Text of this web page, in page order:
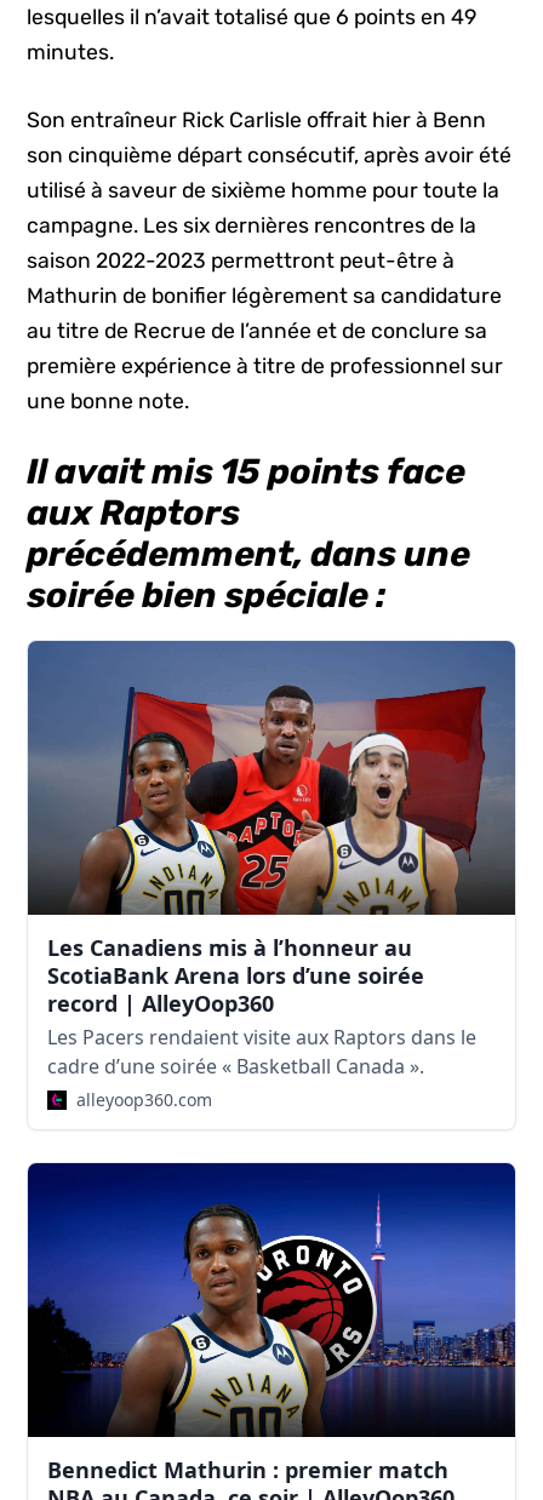
lesquelles il n’avait totalisé que 6 points en 49
minutes.
Son entraîneur Rick Carlisle offrait hier à Benn
son cinquième départ consécutif, après avoir été
utilisé à saveur de sixième homme pour toute la
campagne. Les six dernières rencontres de la
saison 2022-2023 permettront peut-être à
Mathurin de bonifier légèrement sa candidature
au titre de Recrue de l’année et de conclure sa
première expérience à titre de professionnel sur
une bonne note.
Il avait mis 15 points face
aux Raptors
précédemment, dans une
soirée bien spéciale :
Les Canadiens mis à l’honneur au
ScotiaBank Arena lors d’une soirée
record | AlleyOop360
Les Pacers rendaient visite aux Raptors dans le
cadre d’une soirée « Basketball Canada ».
alleyoop360.com
Bennedict Mathurin : premier match